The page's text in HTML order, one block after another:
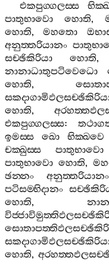
එකපුග‍්ගලස‍්ස
පාතුභාවො
හොති,
හොති,මහතො
අනුත‍්තරියානං
සච‍්ඡිකිරියා
හොති
නානාධාතුපටිවෙධො
හොති,
හොති,
එකපුග‍්ගලස‍්ස:
ඉමස‍්ස
ඛො භික‍්ඛවෙ
චක‍්ඛුස‍්ස
පාතුභාවො
පාතුභාවො හොති,
ඡන‍්නං
අනුත‍්තරියානං
පටිසම‍්භිදානං
හොති,
හොති,